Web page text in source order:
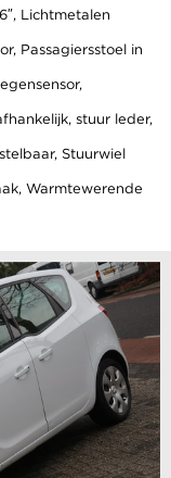
Lichtmetalen
Passagiersstoel in
stuur leder,
Stuurwiel
Warmtewerende